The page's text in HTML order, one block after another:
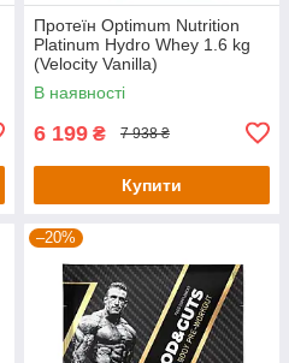
Протеїн Optimum Nutrition
Platinum Hydro Whey 1.6 kg
(Velocity Vanilla)
В наявності
6 199 ₴ 7 938 ₴
Купити
–20%